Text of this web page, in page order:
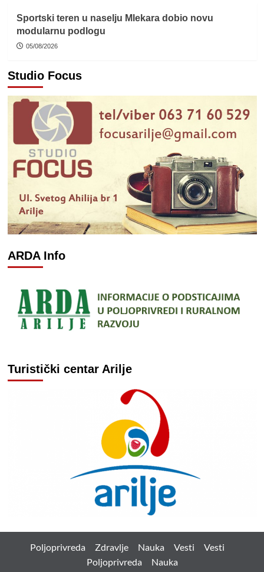
Sportski teren u naselju Mlekara dobio novu
modularnu podlogu
05/08/2026
Studio Focus
ARDA Info
Turistički centar Arilje
Poljoprivreda Zdravlje Nauka Vesti
Vesti
Poljoprivreda
Nauka